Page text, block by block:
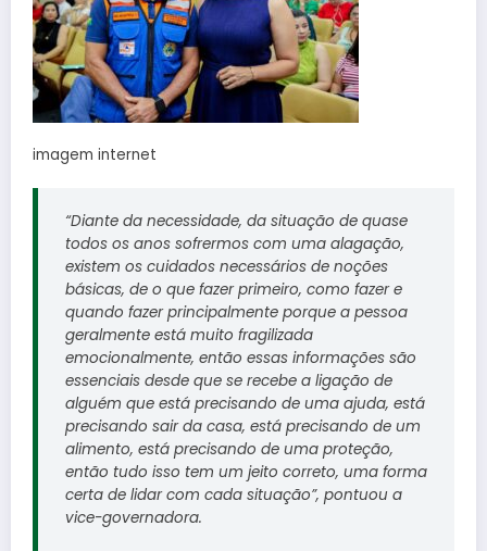
imagem internet
“Diante da necessidade, da situação de quase
todos os anos sofrermos com uma alagação,
existem os cuidados necessários de noções
básicas, de o que fazer primeiro, como fazer e
quando fazer principalmente porque a pessoa
geralmente está muito fragilizada
emocionalmente, então essas informações são
essenciais desde que se recebe a ligação de
alguém que está precisando de uma ajuda, está
precisando sair da casa, está precisando de um
alimento, está precisando de uma proteção,
então tudo isso tem um jeito correto, uma forma
certa de lidar com cada situação”, pontuou a
vice-governadora.